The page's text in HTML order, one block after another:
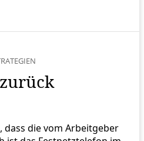
die vom Arbeitgeber